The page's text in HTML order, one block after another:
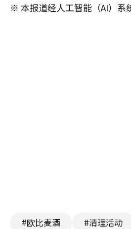
※ 本报道经人工智能（AI）系
#欧比麦酒 #清理活动